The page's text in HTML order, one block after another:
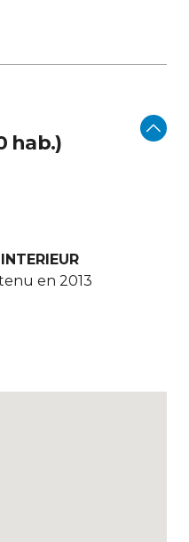
hab.)
INTERIEUR
en 2013